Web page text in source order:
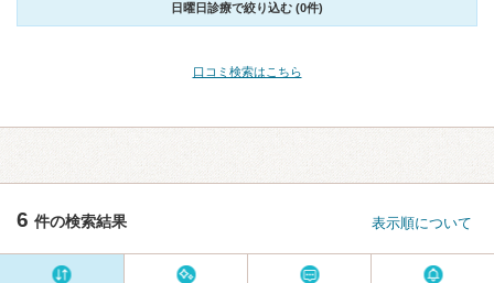
日曜日診療で絞り込む (0件)
口コミ検索はこちら
6 件の検索結果 表示順について